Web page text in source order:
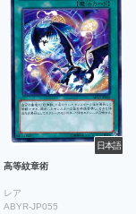
日本語
高等紋章術
レア
ABYR-JP055